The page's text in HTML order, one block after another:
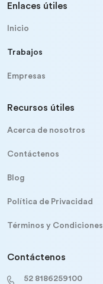
Enlaces útiles
Inicio
Trabajos
Empresas
Recursos útiles
Acerca de nosotros
Contáctenos
Blog
Política de Privacidad
Términos y Condiciones
Contáctenos
52 8186259100